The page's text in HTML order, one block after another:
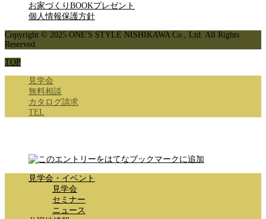
お家づくりBOOKプレゼント
個人情報保護方針
Copyright © 2025 ONE'S STYLE NISHIKAWA Co., Ltd. All Rights
Reserved.
TOP
見学会
無料相談
カタログ請求
TEL
見学会・イベント
見学会
セミナー
ニュース